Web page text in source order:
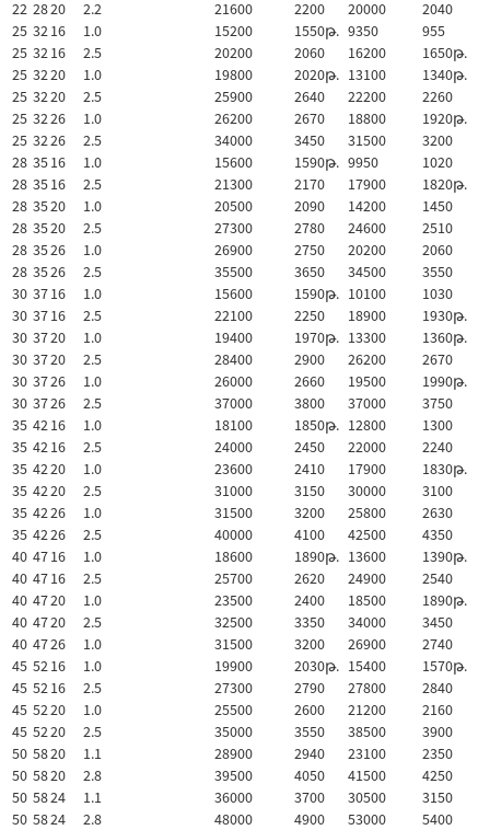
22 2820 2.2 21600 2200 20000
2040
25 3216 1.0 15200 1550թ. 9350
955
25 3216 2.5 20200 2060 16200
1650թ.
25 3220 1.0 19800 2020թ. 13100
1340թ.
25 3220 2.5 25900 2640 22200
2260
25 3226 1.0 26200 2670 18800
1920թ.
25 3226 2.5 34000 3450 31500
3200
28 3516 1.0 15600 1590թ. 9950
1020
28 3516 2.5 21300 2170 17900
1820թ.
28 3520 1.0 20500 2090 14200
1450
28 3520 2.5 27300 2780 24600
2510
28 3526 1.0 26900 2750 20200
2060
28 3526 2.5 35500 3650 34500
3550
30 3716 1.0 15600 1590թ. 10100
1030
30 3716 2.5 22100 2250 18900
1930թ.
30 3720 1.0 19400 1970թ. 13300
1360թ.
30 3720 2.5 28400 2900 26200
2670
30 3726 1.0 26000 2660 19500
1990թ.
30 3726 2.5 37000 3800 37000
3750
35 4216 1.0 18100 1850թ. 12800
1300
35 4216 2.5 24000 2450 22000
2240
35 4220 1.0 23600 2410 17900
1830թ.
35 4220 2.5 31000 3150 30000
3100
35 4226 1.0 31500 3200 25800
2630
35 4226 2.5 40000 4100 42500
4350
40 4716 1.0 18600 1890թ. 13600
1390թ.
40 4716 2.5 25700 2620 24900
2540
40 4720 1.0 23500 2400 18500
1890թ.
40 4720 2.5 32500 3350 34000
3450
40 4726 1.0 31500 3200 26900
2740
45 5216 1.0 19900 2030թ. 15400
1570թ.
45 5216 2.5 27300 2790 27800
2840
45 5220 1.0 25500 2600 21200
2160
45 5220 2.5 35000 3550 38500
3900
50 5820 1.1 28900 2940 23100
2350
50 5820 2.8 39500 4050 41500
4250
50 5824 1.1 36000 3700 30500
3150
50 5824 2.8 48000 4900 53000
5400